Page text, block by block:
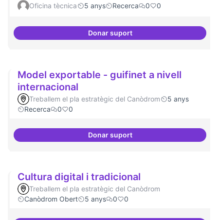
Oficina tècnica 5 anys Recerca 0 0
Donar suportXarxa internacional d'ateneus -
Model exportable - guifinet a nivell
internacional
Treballem el pla estratègic del Canòdrom
5 anys
Recerca
0 0
Donar suportModel exportable - guifinet a
Cultura digital i tradicional
Treballem el pla estratègic del Canòdrom
Canòdrom Obert
5 anys 0 0